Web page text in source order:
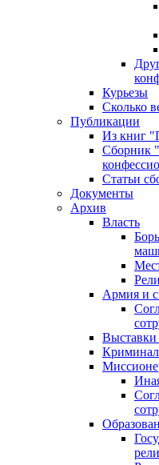
Курьезы
Сколько
Публикации
Из книг
Сборник
Статьи
Документы
Архив
Власть
Армия и
Криминал